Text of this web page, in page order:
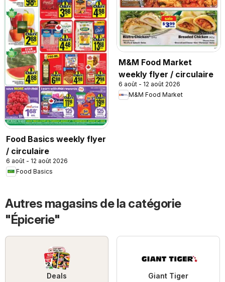
Food Basics weekly flyer
/ circulaire
6 août - 12 août 2026
Food Basics
M&M Food Market
weekly flyer / circulaire
6 août - 12 août 2026
M&M Food Market
Autres magasins de la catégorie
"Épicerie"
Deals Giant Tiger